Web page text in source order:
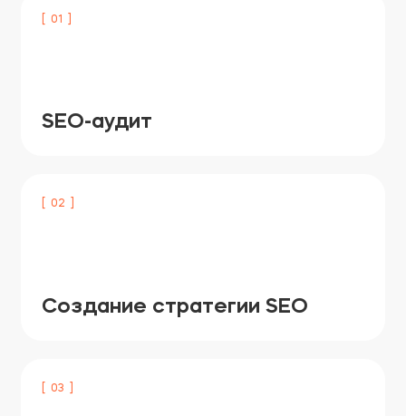
[ 01 ]
SEO-аудит
[ 02 ]
Создание стратегии SEO
[ 03 ]